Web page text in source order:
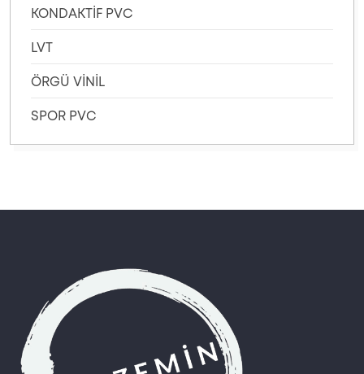
KONDAKTİF PVC
LVT
ÖRGÜ VİNİL
SPOR PVC